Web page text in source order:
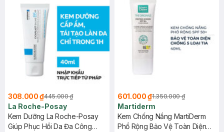
308.000 ₫445.000 ₫
La Roche-Posay
Kem Dưỡng La Roche-Posay
Giúp Phục Hồi Da Đa Công
601.000 ₫1.350.000 ₫
Martiderm
Kem Chống Nắng MartiDerm
Phổ Rộng Bảo Vệ Toàn Diện